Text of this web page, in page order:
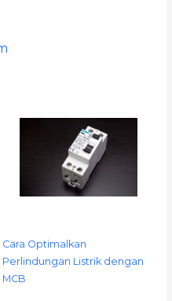
Cara Optimalkan
Perlindungan Listrik dengan
MCB